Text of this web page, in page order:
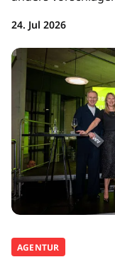
24. Jul 2026
AGENTUR